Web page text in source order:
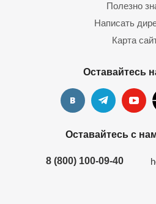
Полезно
Написать
Карта
Оставайтесь
Оставайтесь с
8 (800) 100-09-40